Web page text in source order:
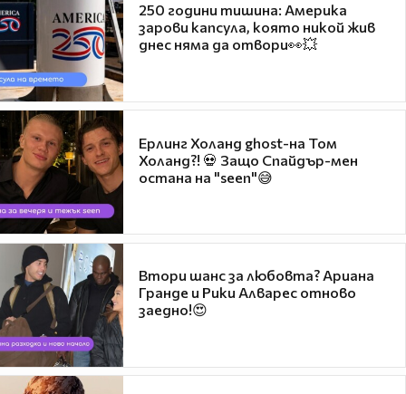
250 години тишина: Америка
зарови капсула, която никой жив
днес няма да отвори👀💥
Ерлинг Холанд ghost-на Том
Холанд?! 💀 Защо Спайдър-мен
остана на "seen"😅
Втори шанс за любовта? Ариана
Гранде и Рики Алварес отново
заедно!😍